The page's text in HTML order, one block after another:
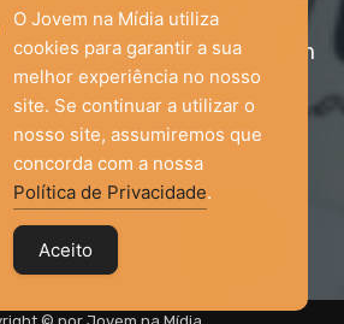
a todas as idades. Nossa
informação relevante com um
diferenciado.
Entre em contato:
O Jovem na Mídia utiliza
cookies para garantir a sua
melhor experiência no nosso
site. Se continuar a utilizar o
nosso site, assumiremos que
concorda com a nossa
Política de Privacidade.
Aceito